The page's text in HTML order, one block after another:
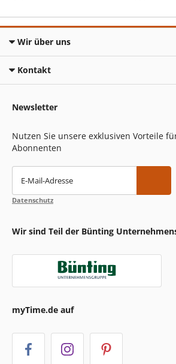
Wir über uns
Kontakt
Newsletter
Nutzen Sie unsere exklusiven Vorteile
Abonnenten
E-Mail-Adresse
Datenschutz
Wir sind Teil der Bünting
myTime.de auf